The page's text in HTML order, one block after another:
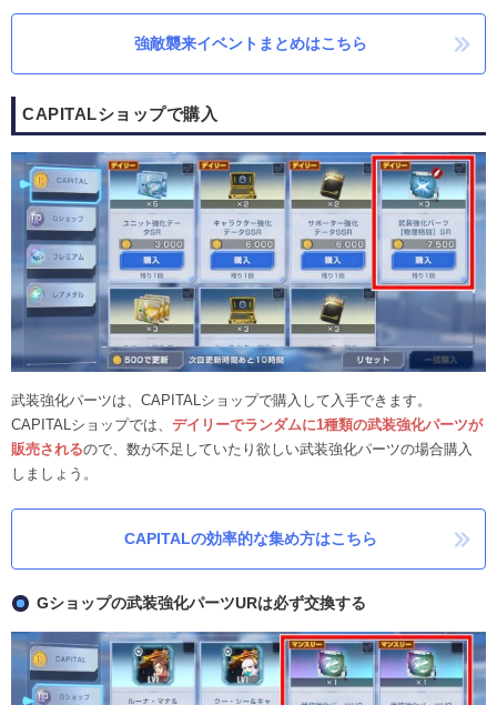
強敵襲来イベントまとめはこちら
CAPITALショップで購入
武装強化パーツは、CAPITALショップで購入して入手できます。
CAPITALショップでは、 デイリーでランダムに1種類の武装強化パーツが
販売されるので、数が不足していたり欲しい武装強化パーツの場合購入
しましょう。
CAPITALの効率的な集め方はこちら
Gショップの武装強化パーツURは必ず交換する